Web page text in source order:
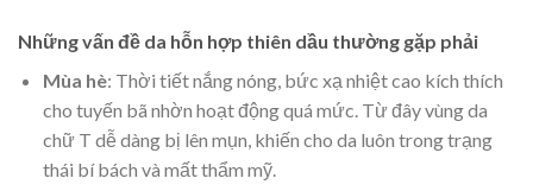
Những vấn đề da hỗn hợp thiên dầu thường gặp phải
Mùa hè: Thời tiết nắng nóng, bức xạ nhiệt cao kích thích
cho tuyến bã nhờn hoạt động quá mức. Từ đây vùng da
chữ T dễ dàng bị lên mụn, khiến cho da luôn trong trạng
thái bí bách và mất thẩm mỹ.